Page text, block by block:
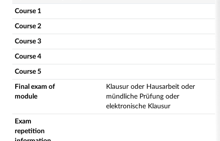
Course 1
Course 2
Course 3
Course 4
Course 5
Final exam of
module
Klausur oder Hausarbeit oder
mündliche Prüfung oder
elektronische Klausur
Exam
repetition